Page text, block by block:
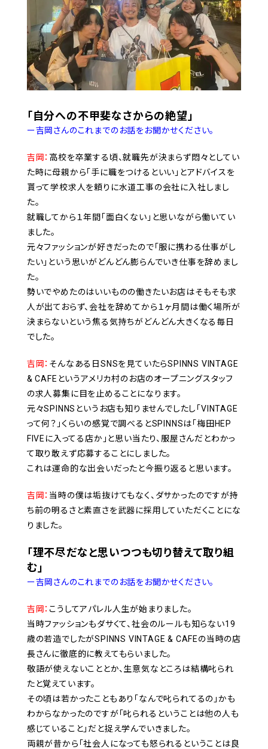
「自分への不甲斐なさからの絶望」
ー吉岡さんのこれまでのお話をお聞かせください。
吉岡： 高校を卒業する頃、就職先が決まらず悶々としてい
た時に母親から「手に職をつけるといい」とアドバイスを
貰って学校求人を頼りに水道工事の会社に入社しまし
た。
就職してから１年間「面白くない」と思いながら働いてい
ました。
元々ファッションが好きだったので「服に携わる仕事がし
たい」という思いがどんどん膨らんでいき仕事を辞めまし
た。
勢いでやめたのはいいものの働きたいお店はそもそも求
人が出ておらず、会社を辞めてから１ヶ月間は働く場所が
決まらないという焦る気持ちがどんどん大きくなる毎日
でした。
吉岡： そんなある日SNSを見ていたらSPINNS VINTAGE
& CAFEというアメリカ村のお店のオープニングスタッフ
の求人募集に目を止めることになります。
元々SPINNSというお店も知りませんでしたし「VINTAGE
って何？」くらいの感覚で調べるとSPINNSは「梅田HEP
FIVEに入ってる店か」と思い当たり、服屋さんだとわかっ
て取り敢えず応募することにしました。
これは運命的な出会いだったと今振り返ると思います。
吉岡： 当時の僕は垢抜けてもなく、ダサかったのですが持
ち前の明るさと素直さを武器に採用していただくことにな
りました。
「理不尽だなと思いつつも切り替えて取り組
む」
ー吉岡さんのこれまでのお話をお聞かせください。
吉岡： こうしてアパレル人生が始まりました。
当時ファッションもダサくて、社会のルールも知らない19
歳の若造でしたがSPINNS VINTAGE & CAFEの当時の店
長さんに徹底的に教えてもらいました。
敬語が使えないこととか、生意気なところは結構叱られ
たと覚えています。
その頃は若かったこともあり「なんで叱られてるの」かも
わからなかったのですが「叱られるということは他の人も
感じていること」だと捉え学んでいきました。
両親が昔から「社会人になっても怒られるということは良